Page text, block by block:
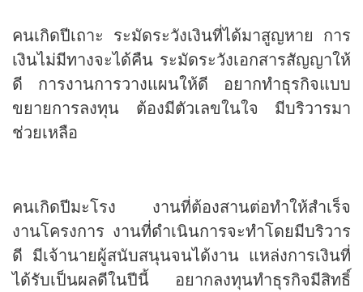
คนเกิดปีเถาะ ระมัดระวังเงินที่ได้มาสูญหาย การ
เงินไม่มีทางจะได้คืน ระมัดระวังเอกสารสัญญาให้
ดี การงานการวางแผนให้ดี อยากทำธุรกิจแบบ
ขยายการลงทุน ต้องมีตัวเลขในใจ มีบริวารมา
ช่วยเหลือ
คนเกิดปีมะโรง งานที่ต้องสานต่อทำให้สำเร็จ
งานโครงการ งานที่ดำเนินการจะทำโดยมีบริวาร
ดี มีเจ้านายผู้สนับสนุนจนได้งาน แหล่งการเงินที่
ได้รับเป็นผลดีในปีนี้ อยากลงทุนทำธุรกิจมีสิทธิ์